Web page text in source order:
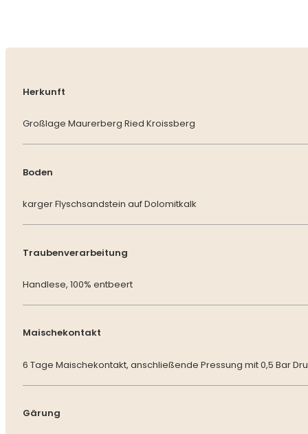
Herkunft
Großlage Maurerberg Ried Kroissberg
Boden
karger Flyschsandstein auf Dolomitkalk
Traubenverarbeitung
Handlese, 100% entbeert
Maischekontakt
6 Tage Maischekontakt, anschließende Pressung mit 0,5 Bar
Gärung